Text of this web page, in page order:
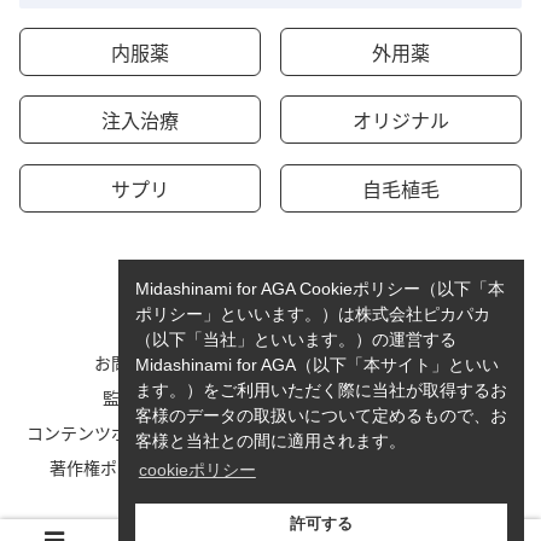
内服薬 外用薬
注入治療 オリジナル
サプリ 自毛植毛
お問い合わせ
運営者情報
監修者一覧
cookieポリシーについて
コンテンツポリシーと運営指針
利用規約
著作権ポリシー/免責事項
サイトマップ
Midashinami for AGA Cookieポリシー（以下「本
ポリシー」といいます。）は株式会社ピカパカ
（以下「当社」といいます。）の運営する
Midashinami for AGA（以下「本サイト」といい
ます。）をご利用いただく際に当社が取得するお
客様のデータの取扱いについて定めるもので、お
客様と当社との間に適用されます。
cookieポリシー
許可する